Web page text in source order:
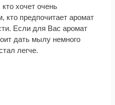
хочет очень
кто предпочитает аромат
Если для Вас аромат
дать мылу немного
легче.